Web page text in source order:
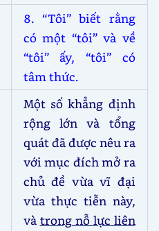
8. “Tôi” biết rằng
có một “tôi” và về
“tôi” ấy, “tôi” có
tâm thức.
Một số khẳng định
rộng lớn và tổng
quát đã được nêu ra
với mục đích mở ra
chủ đề vừa vĩ đại
vừa thực tiễn này,
và trong nỗ lực liên